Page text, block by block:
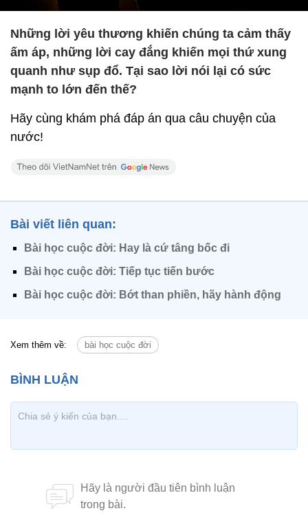
Những lời yêu thương khiến chúng ta cảm thấy
ấm áp, những lời cay đắng khiến mọi thứ xung
quanh như sụp đổ. Tại sao lời nói lại có sức
mạnh to lớn đến thế?
Hãy cùng khám phá đáp án qua câu chuyện của
nước!
Bài viết liên quan:
Bài học cuộc đời: Hay là cứ tâng bốc đi
Bài học cuộc đời: Tiếp tục tiến bước
Bài học cuộc đời: Bớt than phiền, hãy hành động
Xem thêm về: bài học cuộc đời